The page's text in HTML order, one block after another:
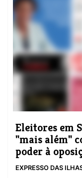
Eleitores em
"mais além"
poder à
EXPRESSO DAS